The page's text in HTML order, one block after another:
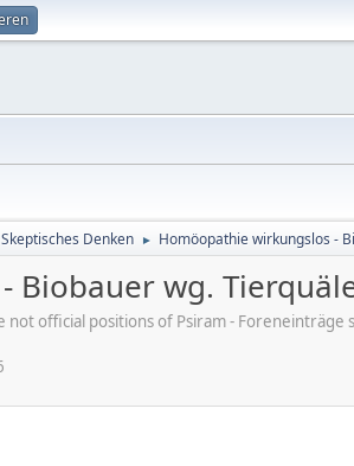
Skeptisches Denken ► Homöopathie wirkungslos -
Biobauer wg.
official positions of Psiram -